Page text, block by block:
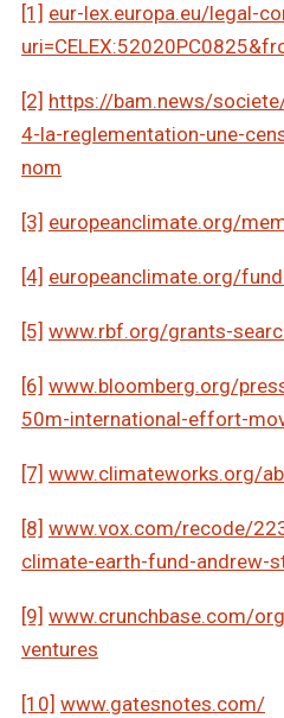
[1] eur-lex.europa.eu/legal-
[2] https://bam.news/
4-la-reglementation-une-
nom
[3] europeanclimate.org/
[4] europeanclimate.org/
[5] www.rbf.org/grants-
[6] www.bloomberg.org/
50m-international-effort-
[7] www.climateworks.org/
[8] www.vox.com/recode/
climate-earth-fund-andrew-
[9] www.crunchbase.com/
ventures
[10] www.gatesnotes.com/